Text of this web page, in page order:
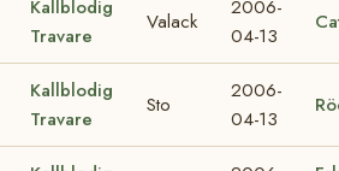
Kallblodig
Travare
Valack
2006-
04-13
Kallblodig
Travare
Sto
2006-
04-13